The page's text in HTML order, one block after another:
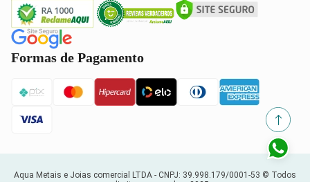
Formas de Pagamento
Aqua Metais e Joias comercial LTDA - CNPJ: 39.998.179/0001-53 © Todos